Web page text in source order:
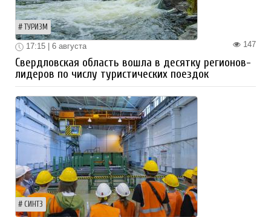
ТУРИЗМ
147
17:15 | 6 августа
Свердловская область вошла в десятку регионов-
лидеров по числу туристических поездок
СИНТЗ